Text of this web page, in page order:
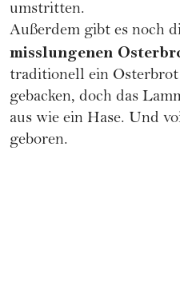
umstritten.
Außerdem gibt es noch
misslungenen
traditionell ein
gebacken, doch das
aus wie ein Hase. Und
geboren.